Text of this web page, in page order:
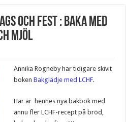
och fest : baka med
mjöl
Annika Rogneby har tidigare skivit
bokenBakglädje med LCHF.
Här är hennes nya bakbok med
ännu fler LCHF-recept på bröd,